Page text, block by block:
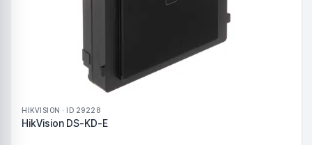
HIKVISION · ID 29228
HikVision DS-KD-E